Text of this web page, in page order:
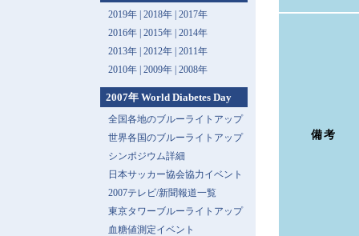
備考
2019年 | 2018年 | 2017年
2016年 | 2015年 | 2014年
2013年 | 2012年 | 2011年
2010年 | 2009年 | 2008年
2007年 World Diabetes Day
全国各地のブルーライトアップ
世界各国のブルーライトアップ
シンポジウム詳細
日本サッカー協会協力イベント
2007テレビ/新聞報道一覧
東京タワーブルーライトアップ
血糖値測定イベント